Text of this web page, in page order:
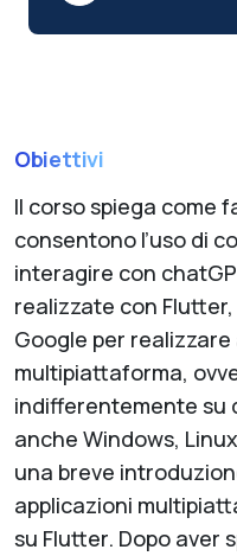
Obiettivi
Il corso spiega come
consentono l’uso di
interagire con
realizzate con
Google per
multipiattaforma,
indifferentemente su
anche Windows,
una breve
applicazioni
su Flutter. Dopo aver